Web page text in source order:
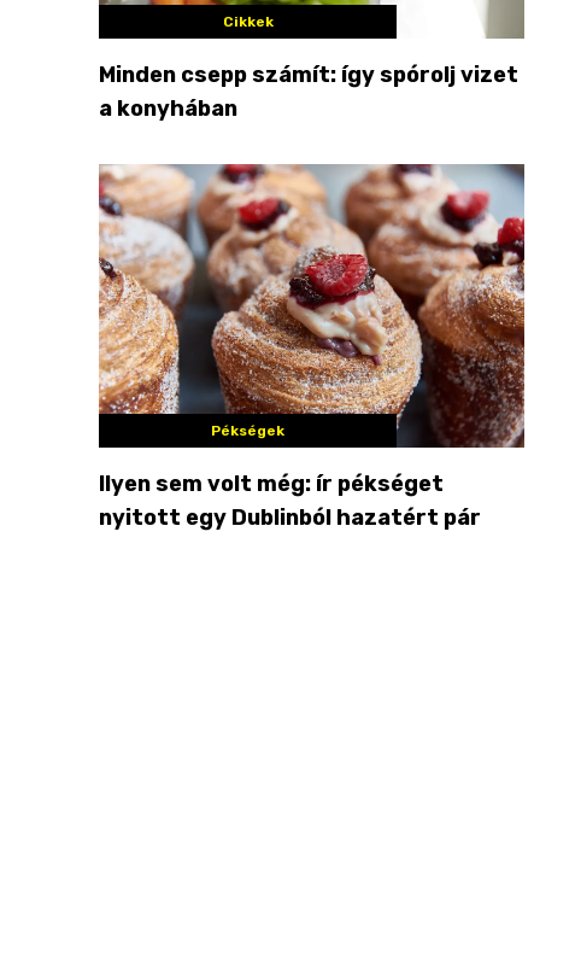
Cikkek
Minden csepp számít: így spórolj vizet
a konyhában
Pékségek
Ilyen sem volt még: ír pékséget
nyitott egy Dublinból hazatért pár